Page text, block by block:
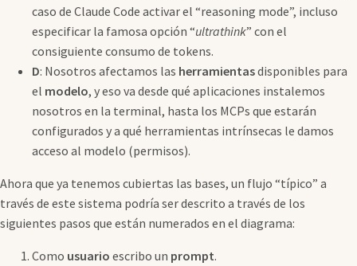
caso de Claude Code activar el “reasoning mode”, incluso
especificar la famosa opción “ultrathink” con el
consiguiente consumo de tokens.
D: Nosotros afectamos las herramientasdisponibles para
el modelo, y eso va desde qué aplicaciones instalemos
nosotros en la terminal, hasta los MCPs que estarán
configurados y a qué herramientas intrínsecas le damos
acceso al modelo (permisos).
Ahora que ya tenemos cubiertas las bases, un flujo “típico” a
través de este sistema podría ser descrito a través de los
siguientes pasos que están numerados en el diagrama:
Como usuario escribo un prompt.